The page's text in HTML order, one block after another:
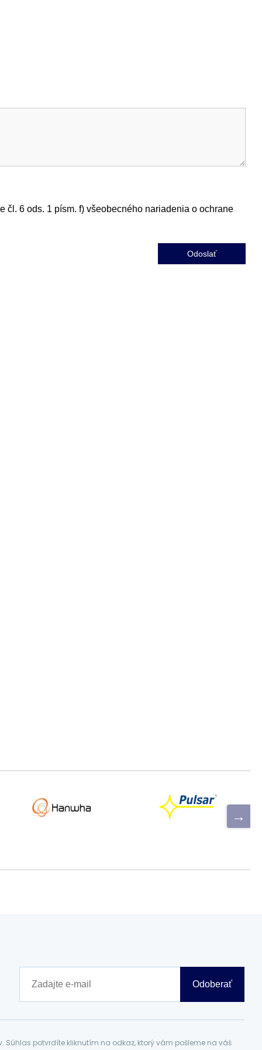
Odoberať
potvrdíte kliknutím na odkaz, ktorý vám pošleme na váš